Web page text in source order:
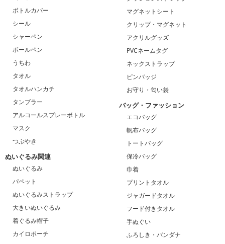
ボトルカバー
シール
シャーペン
ボールペン
うちわ
タオル
タオルハンカチ
タンブラー
アルコールスプレーボトル
マスク
つぶやき
ぬいぐるみ関連
ぬいぐるみ
パペット
ぬいぐるみストラップ
大きいぬいぐるみ
着ぐるみ帽子
カイロポーチ
マグネットシート
クリップ・マグネット
アクリルグッズ
PVCネームタグ
ネックストラップ
ピンバッジ
お守り・匂い袋
バッグ・ファッション
エコバッグ
帆布バッグ
トートバッグ
保冷バッグ
巾着
プリントタオル
ジャガードタオル
フード付きタオル
手ぬぐい
ふろしき・バンダナ